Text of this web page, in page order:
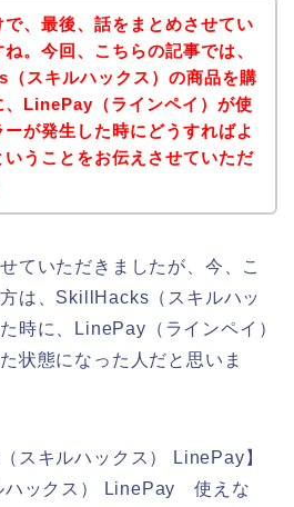
で、最後、話をまとめさせてい
。今回、こちらの記事では、
スキルハックス）の商品を購
、LinePay（ラインペイ）が使
ーが発生した時にどうすればよ
いうことをお伝えさせていただ
ていただきましたが、今、こ
は、SkillHacks（スキルハッ
時に、LinePay（ラインペイ）
状態になった人だと思いま
スキルハックス） LinePay】
ハックス） LinePay 使えな